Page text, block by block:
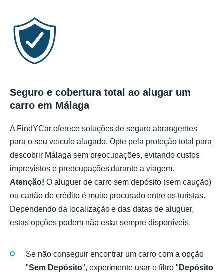
Seguro e cobertura total ao alugar um
carro em Málaga
A FindYCar oferece soluções de seguro abrangentes
para o seu veículo alugado. Opte pela proteção total para
descobrir Málaga sem preocupações, evitando custos
imprevistos e preocupações durante a viagem.
Atenção! O aluguer de carro sem depósito (sem caução)
ou cartão de crédito é muito procurado entre os turistas.
Dependendo da localização e das datas de aluguer,
estas opções podem não estar sempre disponíveis.
Se não conseguir encontrar um carro com a opção
"Sem Depósito", experimente usar o filtro " Depósito